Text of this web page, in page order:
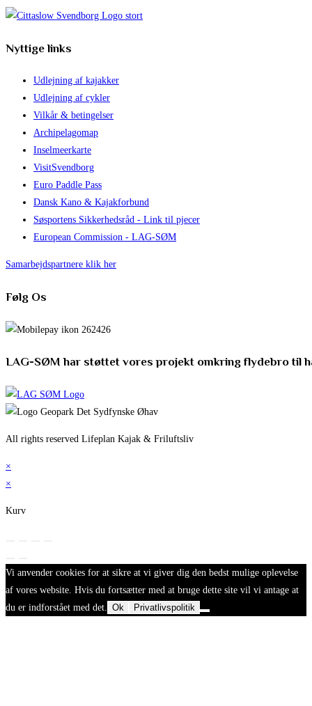
Nyttige links
Udlejning af kajakker
Udlejning af cykler
Vilkår & betingelser
Archipelagomap
Inselmeerkarte
VisitSvendborg
Euro Paddle Pass
Dansk Kano & Kajakforbund
Søsportens Sikkerhedsråd - Link til pjecer
European Commission - LAG-SØM
Samarbejdspartnere klik her
Følg Os
LAG-SØM har støttet vores projekt omkring flydebro til
All rights reserved Lifeplan Kajak & Friluftsliv
×
×
Kurv
Vi anvender cookies for at sikre at vi giver dig den bedst mulige oplevelse
af vores website. Hvis du fortsætter med at bruge dette site vil vi antage at
du er indforstået med det.
Ok Privatlivspolitik